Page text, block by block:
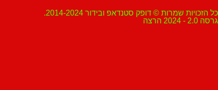
שמרות © דופק סטנדאפ ובידור 2014-2024.